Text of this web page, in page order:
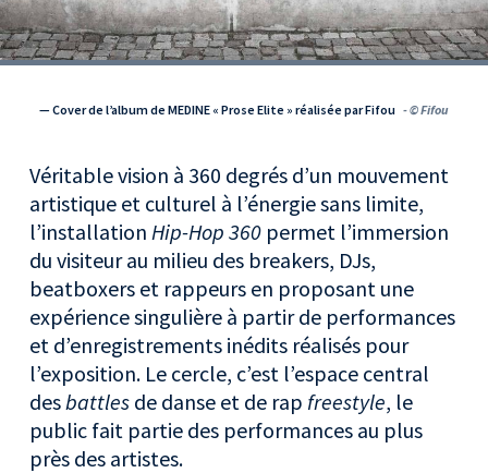
— Cover de l’album de MEDINE « Prose Elite » réalisée par Fifou - © Fifou
Véritable vision à 360 degrés d’un mouvement
artistique et culturel à l’énergie sans limite,
l’installation Hip-Hop 360 permet l’immersion
du visiteur au milieu des breakers, DJs,
beatboxers et rappeurs en proposant une
expérience singulière à partir de performances
et d’enregistrements inédits réalisés pour
l’exposition. Le cercle, c’est l’espace central
des battles de danse et de rap freestyle, le
public fait partie des performances au plus
près des artistes.